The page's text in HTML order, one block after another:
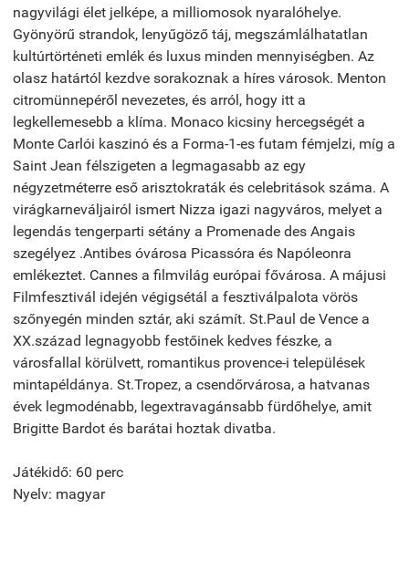
nagyvilági élet jelképe, a milliomosok nyaralóhelye.
Gyönyörű strandok, lenyűgöző táj, megszámlálhatatlan
kultúrtörténeti emlék és luxus minden mennyiségben. Az
olasz határtól kezdve sorakoznak a híres városok. Menton
citromünnepéről nevezetes, és arról, hogy itt a
legkellemesebb a klíma. Monaco kicsiny hercegségét a
Monte Carlói kaszinó és a Forma-1-es futam fémjelzi, míg a
Saint Jean félszigeten a legmagasabb az egy
négyzetméterre eső arisztokraták és celebritások száma. A
virágkarneváljairól ismert Nizza igazi nagyváros, melyet a
legendás tengerparti sétány a Promenade des Angais
szegélyez .Antibes óvárosa Picassóra és Napóleonra
emlékeztet. Cannes a filmvilág európai fővárosa. A májusi
Filmfesztivál idején végigsétál a fesztiválpalota vörös
szőnyegén minden sztár, aki számít. St.Paul de Vence a
XX.század legnagyobb festőinek kedves fészke, a
városfallal körülvett, romantikus provence-i települések
mintapéldánya. St.Tropez, a csendőrvárosa, a hatvanas
évek legmodénabb, legextravagánsabb fürdőhelye, amit
Brigitte Bardot és barátai hoztak divatba.
Játékidő: 60 perc
Nyelv: magyar